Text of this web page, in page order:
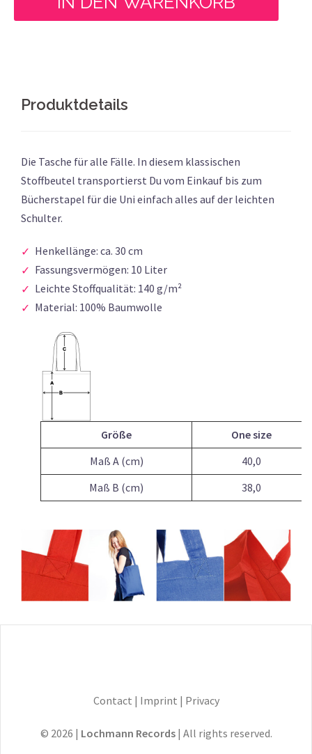
Produktdetails
Die Tasche für alle Fälle. In diesem klassischen
Stoffbeutel transportierst Du vom Einkauf bis zum
Bücherstapel für die Uni einfach alles auf der leichten
Schulter.
Henkellänge: ca. 30 cm
Fassungsvermögen: 10 Liter
Leichte Stoffqualität: 140 g/m²
Material: 100% Baumwolle
Größe
One size
Maß A (cm)
40,0
Maß B (cm)
38,0
Contact | Imprint | Privacy
© 2026 | Lochmann Records| All rights reserved.